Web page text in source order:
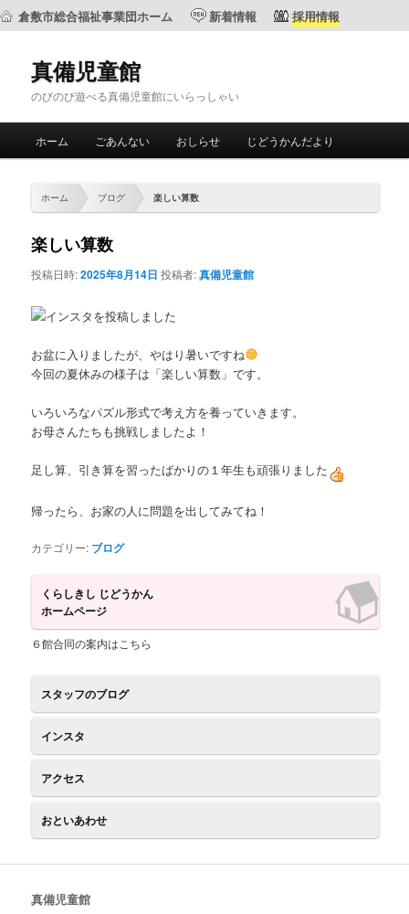
倉敷市総合福祉事業団ホーム 新着情報 採用情報
真備児童館
のびのび遊べる真備児童館にいらっしゃい
メ
ン
ツ
サ
ツ
へ
ホーム ごあんない おしらせ じどうかんだより
ホーム ブログ 楽しい算数
楽しい算数
投稿日時:2025年8月14日 投稿者:真備児童館
お盆に入りましたが、やはり暑いですね
今回の夏休みの様子は「楽しい算数」です。
いろいろなパズル形式で考え方を養っていきます。
お母さんたちも挑戦しましたよ！
足し算、引き算を習ったばかりの１年生も頑張りました
帰ったら、お家の人に問題を出してみてね！
カテゴリー: ブログ
くらしきし じどうかん
ホームページ
６館合同の案内はこちら
スタッフのブログ
インスタ
アクセス
おといあわせ
真備児童館